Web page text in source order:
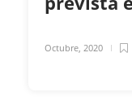
Octubre, 2020